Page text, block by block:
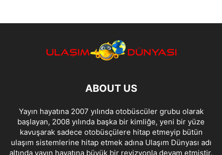
ABOUT US
Yayın hayatına 2007 yılında otobüscüler grubu olarak
başlayan, 2008 yılında başka bir kimliğe, yeni bir yüze
kavuşarak sadece otobüsçülere hitap etmeyip bütün
ulaşım sistemlerine hitap etmek adına Ulaşım Dünyası adı
altında yayın hayatına büyük bir revizyonla devam etmiştir.